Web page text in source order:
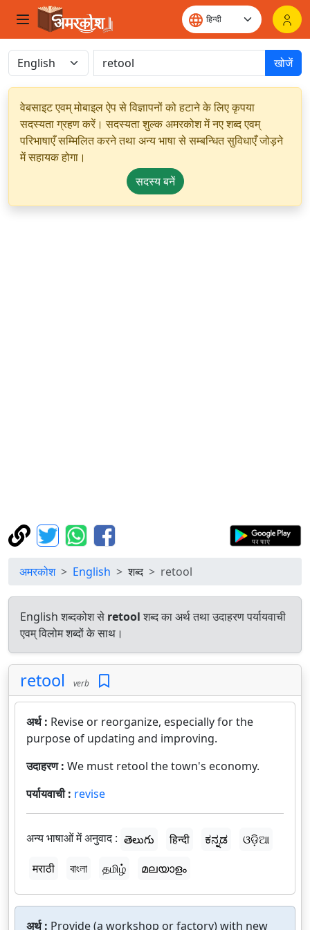
खोजें
वेबसाइट एवम् मोबाइल ऐप से विज्ञापनों को हटाने के लिए कृपया
सदस्यता ग्रहण करें। सदस्यता शुल्क अमरकोश में नए शब्द एवम्
परिभाषाएँ सम्मिलित करने तथा अन्य भाषा से सम्बन्धित सुविधाएँ जोड़ने
में सहायक होगा।
सदस्य बनें
अमरकोश English शब्द retool
English शब्दकोश से retoolशब्द का अर्थ तथा उदाहरण पर्यायवाची
एवम् विलोम शब्दों के साथ।
retool verb
अर्थ : Revise or reorganize, especially for the
purpose of updating and improving.
उदाहरण : We must retool the town's economy.
पर्यायवाची : revise
अन्य भाषाओं में अनुवाद : తెలుగు हिन्दी ಕನ್ನಡ
ଓଡ଼ିଆ
मराठी
বাংলা தமிழ் മലയാളം
अर्थ : Provide (a workshop or factory) with new